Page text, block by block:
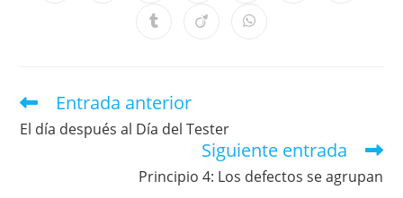
Entrada anterior
El día después al Día del Tester
Siguiente entrada
Principio 4: Los defectos se agrupan